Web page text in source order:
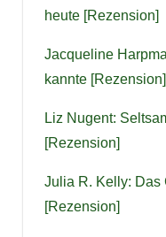
heute [Rezension]
Jacqueline
kannte [Rezension]
Liz Nugent:
[Rezension]
Julia R. Kelly: Das
[Rezension]